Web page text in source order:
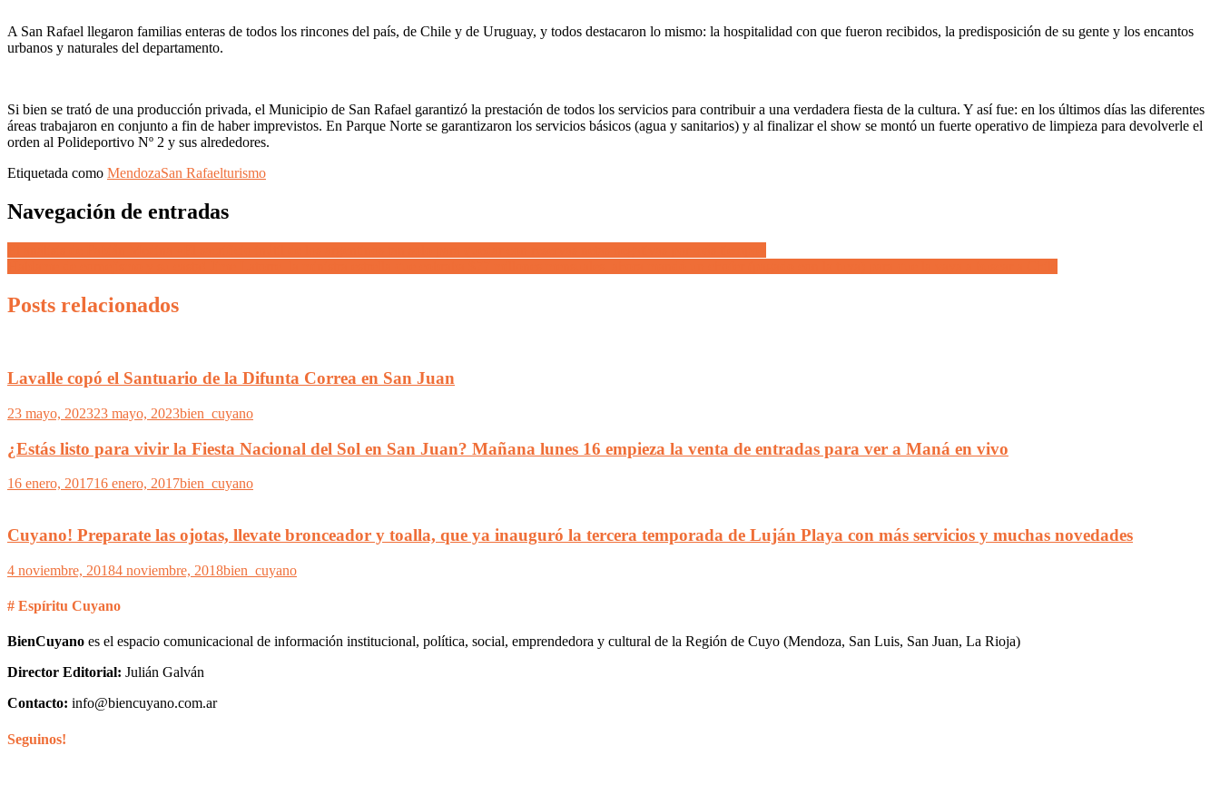
A San Rafael llegaron familias enteras de todos los rincones del país, de Chile y de Uruguay, y todos destacaron lo mismo: la hospitalidad con que fueron recibidos, la predisposición de su gente y los encantos
urbanos y naturales del departamento.
Si bien se trató de una producción privada, el Municipio de San Rafael garantizó la prestación de todos los servicios para contribuir a una verdadera fiesta de la cultura. Y así fue: en los últimos días las diferentes
áreas trabajaron en conjunto a fin de haber imprevistos. En Parque Norte se garantizaron los servicios básicos (agua y sanitarios) y al finalizar el show se montó un fuerte operativo de limpieza para devolverle el
orden al Polideportivo Nº 2 y sus alrededores.
Etiquetada como MendozaSan Rafaelturismo
Navegación de entradas
Posts relacionados
Lavalle copó el Santuario de la Difunta Correa en San Juan
23 mayo, 202323 mayo, 2023bien_cuyano
¿Estás listo para vivir la Fiesta Nacional del Sol en San Juan? Mañana lunes 16 empieza la venta de entradas para ver a Maná en vivo
16 enero, 201716 enero, 2017bien_cuyano
Cuyano! Preparate las ojotas, llevate bronceador y toalla, que ya inauguró la tercera temporada de Luján Playa con más servicios y muchas novedades
4 noviembre, 20184 noviembre, 2018bien_cuyano
# Espíritu Cuyano
BienCuyano es el espacio comunicacional de información institucional, política, social, emprendedora y cultural de la Región de Cuyo (Mendoza, San Luis, San Juan, La Rioja)
Director Editorial: Julián Galván
Contacto: info@biencuyano.com.ar
Seguinos!